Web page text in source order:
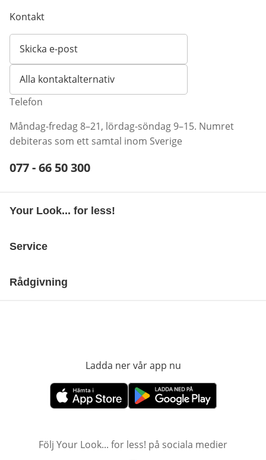
Kontakt
Skicka e-post
Öppnar e-postklient
Alla kontaktalternativ
Telefon
Måndag-fredag 8–21, lördag-söndag 9–15. Numret
debiteras som ett samtal inom Sverige
Telefonnummer:
077 - 66 50 300
Your Look... for less!
Service
Rådgivning
Ladda ner vår app nu
öppnas i nytt fönsteröppnas i nytt fönster
Följ Your Look... for less! på sociala medier